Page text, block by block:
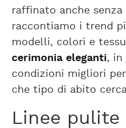
raffinato anche senza
raccontiamo i trend
modelli, colori e
cerimonia eleganti, in
condizioni migliori
che tipo di abito
Linee pulite